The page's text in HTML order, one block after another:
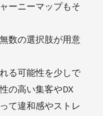
ーニーマップもそ
数の選択肢が用意
る可能性を少しで
の高い集客やDX
て違和感やストレ